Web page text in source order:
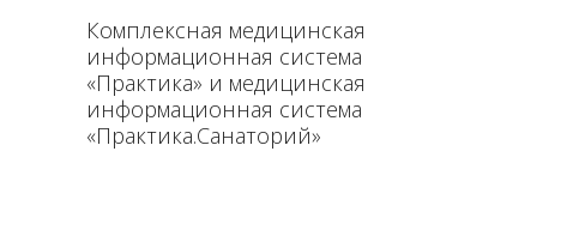
Комплексная медицинская
информационная система
«Практика» и медицинская
информационная система
«Практика.Санаторий»